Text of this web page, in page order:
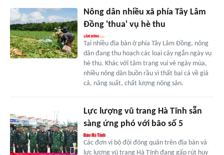
Nông dân nhiều xã phía Tây Lâm
Đồng 'thua' vụ hè thu
Tại nhiều địa bàn ở phía Tây Lâm Đồng, nông
dân đang thu hoạch các loại cây ngắn ngày vụ
hè thu. Khác với tâm trạng vui vẻ ngày mùa,
nhiều nông dân buồn rầu vì thất bại cả về giá
cả, năng suất, chất lượng nông sản.
Lực lượng vũ trang Hà Tĩnh sẵn
sàng ứng phó với bão số 5
Các đơn vị bộ đội đóng quân trên địa bàn và
lực lượng vũ trang Hà Tĩnh đang gấp rút huy